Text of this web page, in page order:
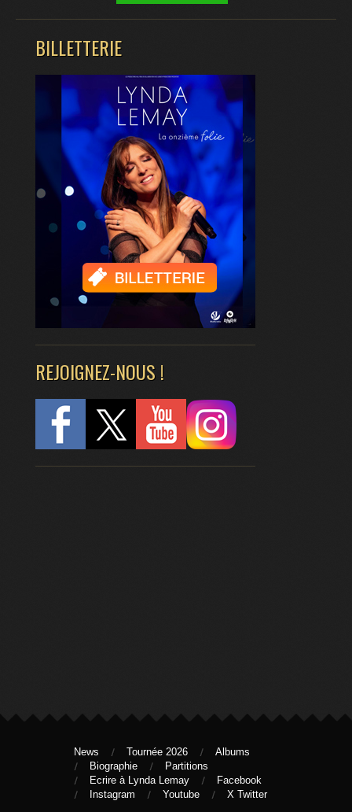
BILLETTERIE
REJOIGNEZ-NOUS !
News Tournée 2026
Albums
Biographie
Partitions
Ecrire à Lynda Lemay
Facebook
Instagram
Youtube X Twitter